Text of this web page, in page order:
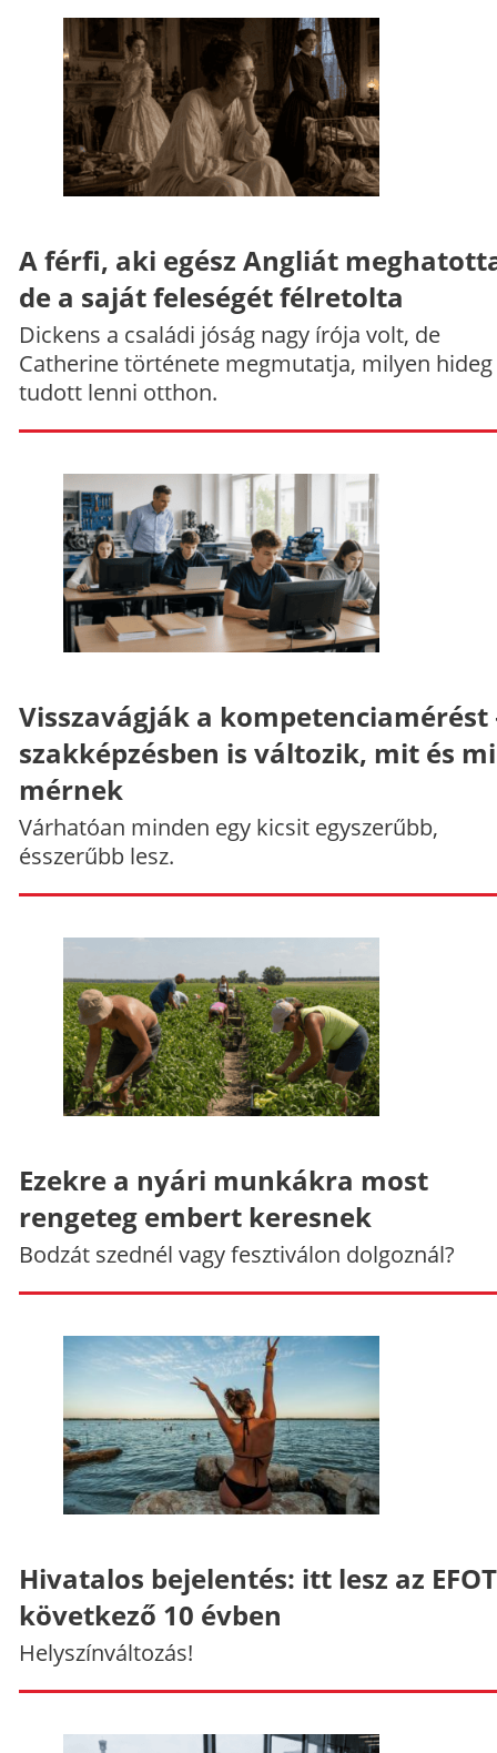
A férfi, aki egész Angliát
de a saját feleségét félretolta
Dickens a családi jóság nagy írója volt, de
Catherine története megmutatja, milyen hideg
tudott lenni otthon.
Visszavágják a kompetenciamérést
szakképzésben is változik, mit és
mérnek
Várhatóan minden egy kicsit egyszerűbb,
ésszerűbb lesz.
Ezekre a nyári munkákra most
rengeteg embert keresnek
Bodzát szednél vagy fesztiválon dolgoznál?
Hivatalos bejelentés: itt lesz az
következő 10 évben
Helyszínváltozás!